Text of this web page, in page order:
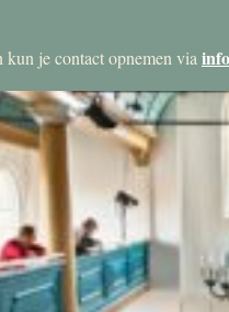
je contact opnemen via